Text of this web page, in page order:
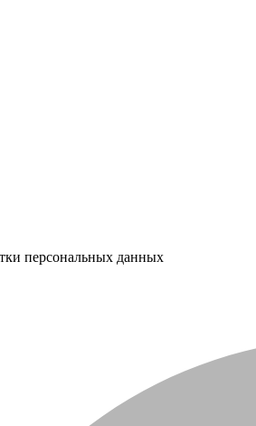
персональных данных